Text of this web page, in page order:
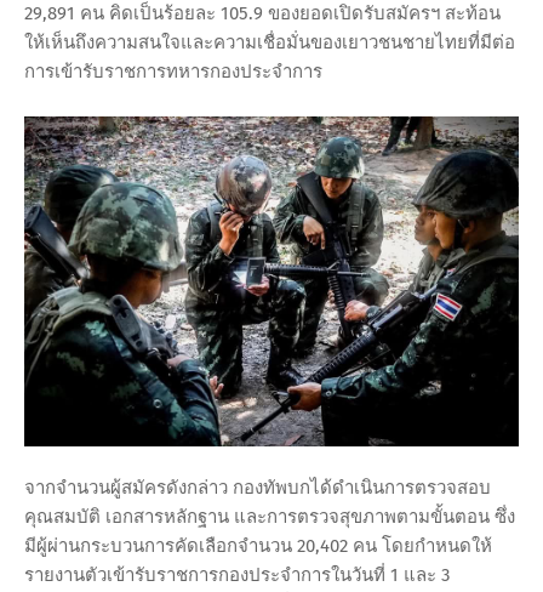
29,891 คน คิดเป็นร้อยละ 105.9 ของยอดเปิดรับสมัครฯ สะท้อน
ให้เห็นถึงความสนใจและความเชื่อมั่นของเยาวชนชายไทยที่มีต่อ
การเข้ารับราชการทหารกองประจำการ
จากจำนวนผู้สมัครดังกล่าว กองทัพบกได้ดำเนินการตรวจสอบ
คุณสมบัติ เอกสารหลักฐาน และการตรวจสุขภาพตามขั้นตอน ซึ่ง
มีผู้ผ่านกระบวนการคัดเลือกจำนวน 20,402 คน โดยกำหนดให้
รายงานตัวเข้ารับราชการกองประจำการในวันที่ 1 และ 3